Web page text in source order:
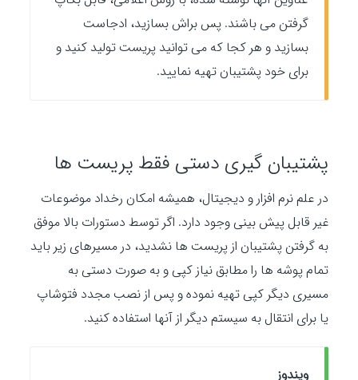
گرفتن می باشند. پس براش بسازید، ادجاست
بسازید و هر کجا که می توانید پریست تولید کنید و
برای خود پشتیبان تهیه نمایید.
پشتیبان گیری دستی فقط پریست ها
در علم نرم افزار و دیجیتال، همیشه امکان رخداد موضوعات
غیر قابل پیش بینی وجود دارد. اگر توسط دستورات بالا موفق
به گرفتن پشتیبان از پریست ها نشدید، در مسیرهای زیر باید
تمام پوشه ها را مطابق نیاز کپی و به صورت دستی به
مسیری دیگر کپی تهیه نموده و پس از نصب مجدد فتوشاپ
یا برای انتقال به سیستم دیگر از آنها استفاده کنید.
ویندوز